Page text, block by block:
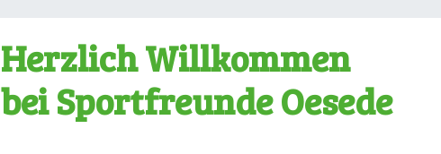
Herzlich Willkommen
bei Sportfreunde Oesede